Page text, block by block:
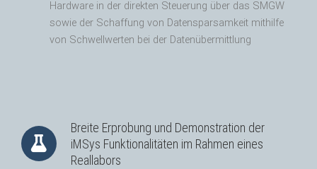
Hardware in der direkten Steuerung über das SMGW
sowie der Schaffung von Datensparsamkeit mithilfe
von Schwellwerten bei der Datenübermittlung
Breite Erprobung und Demonstration der
iMSys Funktionalitäten im Rahmen eines
Reallabors